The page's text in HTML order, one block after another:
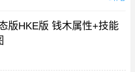
版HKE版 钱木属性+技能